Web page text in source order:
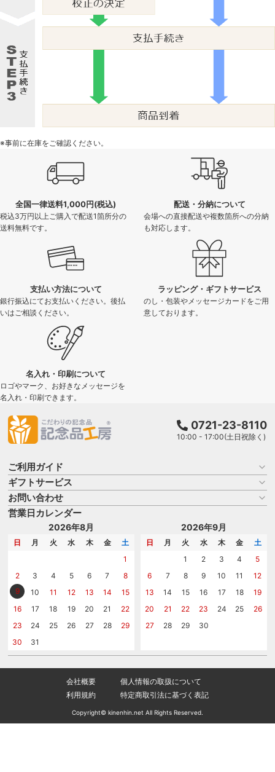
※事前に在庫をご確認ください。
全国一律送料1,000円(税込)
税込3万円以上ご購入で配送1箇所分の
送料無料です。
配送・分納について
会場への直接配送や複数箇所への分納
も対応します。
支払い方法について
銀行振込にてお支払いください。後払
いはご相談ください。
ラッピング・ギフトサービス
のし・包装やメッセージカードをご用
意しております。
名入れ・印刷について
ロゴやマーク、お好きなメッセージを
名入れ・印刷できます。
0721-23-8110
10:00 - 17:00(土日祝除く)
ご利用ガイド
お買い物ガイド
よくある質問
はじめての記念品選び
記念品工房の使い方
ギフトサービス
名入れについて
のし
メッセージカード
お問い合わせ
商品選びを相談する
名入れについて相談する
カタログを請求する
営業日カレンダー
2026年8月
日 月 火 水 木 金
土
1
2
3 4 5 6 7
8
9
10 11 12 13 14
15
16
17 18 19 20 21
22
23
24 25 26 27 28
29
30
31
2026年9月
日 月 火 水 木 金
土
1
2 3 4
5
6
7 8 9 10 11
12
13
14 15 16 17 18
19
20
21 22 23 24 25
26
27
28 29 30
会社概要
個人情報の取扱について
利用規約
特定商取引法に基づく表記
Copyright© kinenhin.net All Rights Reserved.